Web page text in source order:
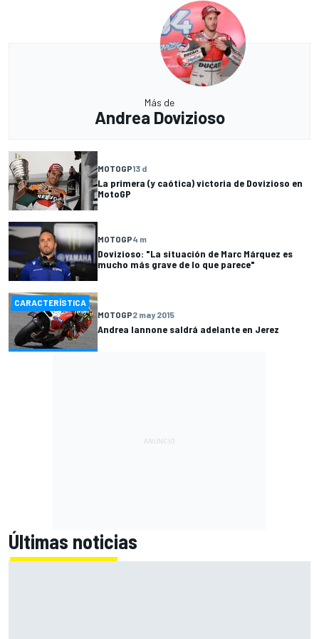
Más de
Andrea Dovizioso
MOTOGP13 d
La primera (y caótica) victoria de Dovizioso en
MotoGP
MOTOGP4 m
Dovizioso: "La situación de Marc Márquez es
mucho más grave de lo que parece"
CARACTERÍSTICA
MOTOGP2 may 2015
Andrea Iannone saldrá adelante en Jerez
Últimas noticias